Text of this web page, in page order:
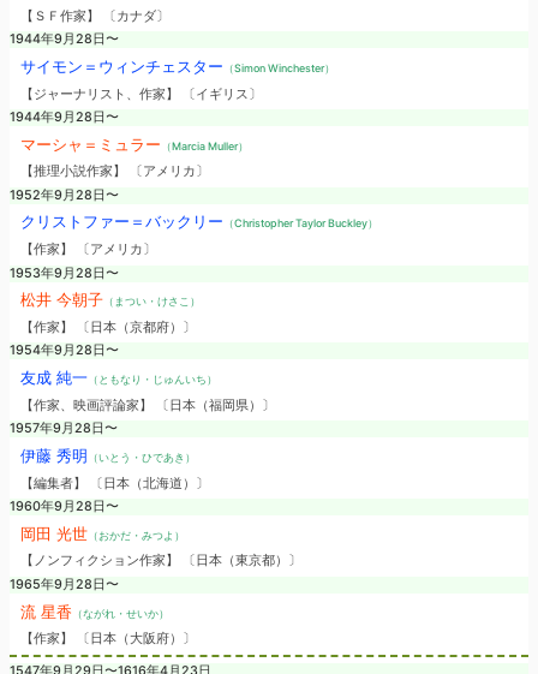
【ＳＦ作家】 〔カナダ〕
1944年9月28日〜
サイモン＝ウィンチェスター （Simon Winchester）
【ジャーナリスト、作家】 〔イギリス〕
1944年9月28日〜
マーシャ＝ミュラー （Marcia Muller）
【推理小説作家】 〔アメリカ〕
1952年9月28日〜
クリストファー＝バックリー （Christopher Taylor Buckley）
【作家】 〔アメリカ〕
1953年9月28日〜
松井 今朝子（まつい・けさこ）
【作家】 〔日本（京都府）〕
1954年9月28日〜
友成 純一（ともなり・じゅんいち）
【作家、映画評論家】 〔日本（福岡県）〕
1957年9月28日〜
伊藤 秀明 （いとう・ひであき）
【編集者】 〔日本（北海道）〕
1960年9月28日〜
岡田 光世（おかだ・みつよ）
【ノンフィクション作家】 〔日本（東京都）〕
1965年9月28日〜
流 星香 （ながれ・せいか）
【作家】 〔日本（大阪府）〕